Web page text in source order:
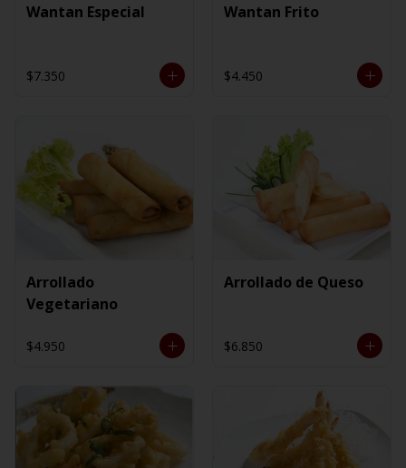
Wantan Especial
$7.350
Wantan Frito
$4.450
Arrollado
Vegetariano
$4.950
Arrollado de Queso
$6.850